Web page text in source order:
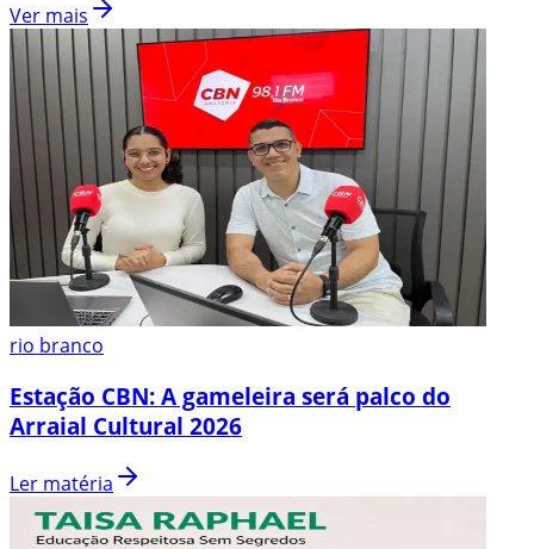
Ver mais
rio branco
Estação CBN: A gameleira será palco do
Arraial Cultural 2026
Ler matéria